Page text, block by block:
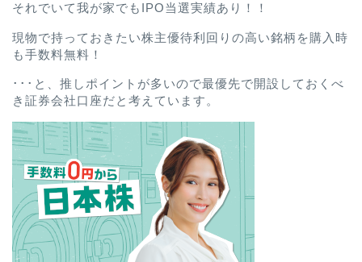
それでいて我が家でもIPO当選実績あり！！
現物で持っておきたい株主優待利回りの高い銘柄を購入時
も手数料無料！
･･･と、推しポイントが多いので最優先で開設しておくべ
き証券会社口座だと考えています。
プロフィール
お問い合わせ